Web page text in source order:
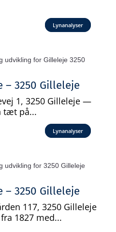
Lynanalyser
– 3250 Gilleleje
1, 3250 Gilleleje —
tæt på...
Lynanalyser
– 3250 Gilleleje
117, 3250 Gilleleje
1827 med...